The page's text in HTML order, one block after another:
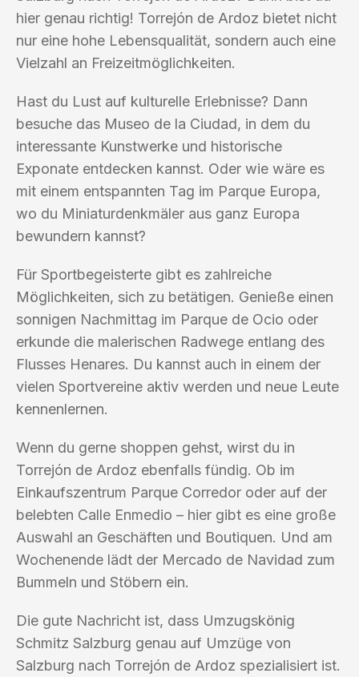
hier genau richtig! Torrejón de Ardoz bietet nicht
nur eine hohe Lebensqualität, sondern auch eine
Vielzahl an Freizeitmöglichkeiten.
Hast du Lust auf kulturelle Erlebnisse? Dann
besuche das Museo de la Ciudad, in dem du
interessante Kunstwerke und historische
Exponate entdecken kannst. Oder wie wäre es
mit einem entspannten Tag im Parque Europa,
wo du Miniaturdenkmäler aus ganz Europa
bewundern kannst?
Für Sportbegeisterte gibt es zahlreiche
Möglichkeiten, sich zu betätigen. Genieße einen
sonnigen Nachmittag im Parque de Ocio oder
erkunde die malerischen Radwege entlang des
Flusses Henares. Du kannst auch in einem der
vielen Sportvereine aktiv werden und neue Leute
kennenlernen.
Wenn du gerne shoppen gehst, wirst du in
Torrejón de Ardoz ebenfalls fündig. Ob im
Einkaufszentrum Parque Corredor oder auf der
belebten Calle Enmedio – hier gibt es eine große
Auswahl an Geschäften und Boutiquen. Und am
Wochenende lädt der Mercado de Navidad zum
Bummeln und Stöbern ein.
Die gute Nachricht ist, dass Umzugskönig
Schmitz Salzburg genau auf Umzüge von
Salzburg nach Torrejón de Ardoz spezialisiert ist.